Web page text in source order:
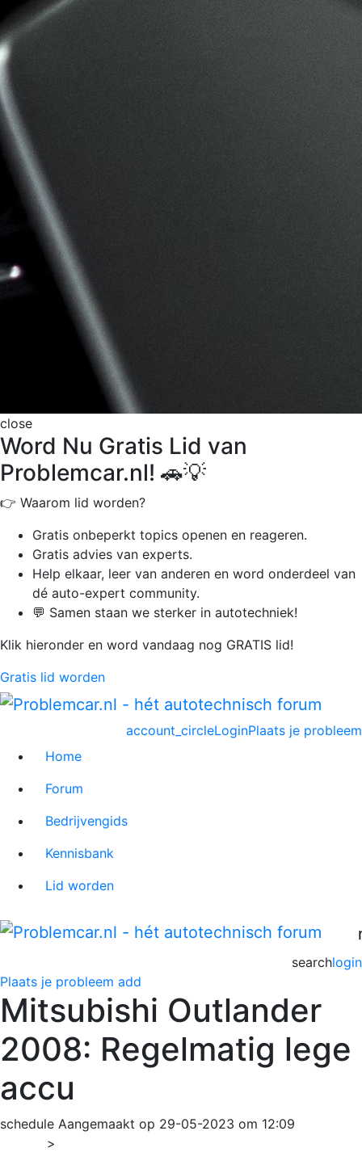
close
Word Nu Gratis Lid van
Problemcar.nl! 🚗💡
👉 Waarom lid worden?
Gratis onbeperkt topics openen en reageren.
Gratis advies van experts.
Help elkaar, leer van anderen en word onderdeel van
dé auto-expert community.
💬 Samen staan we sterker in autotechniek!
Klik hieronder en word vandaag nog GRATIS lid!
Gratis lid worden
Plaats je probleem
account_circleLogin
Home
Forum
Bedrijvengids
Kennisbank
Lid worden
login
search
Plaats je probleem add
Mitsubishi Outlander
2008: Regelmatig lege
accu
schedule Aangemaakt op 29-05-2023 om 12:09
>